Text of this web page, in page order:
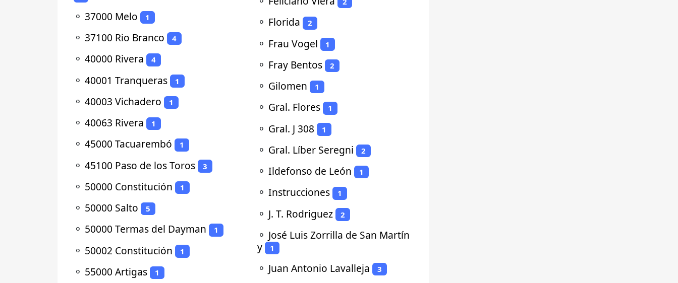
⚬ 37000 Melo 1
⚬ 37100 Rio Branco 4
⚬ 40000 Rivera 4
⚬ 40001 Tranqueras 1
⚬ 40003 Vichadero 1
⚬ 40063 Rivera 1
⚬ 45000 Tacuarembó 1
⚬ 45100 Paso de los Toros 3
⚬ 50000 Constitución 1
⚬ 50000 Salto 5
⚬ 50000 Termas del Dayman 1
⚬ 50002 Constitución 1
⚬ 55000 Artigas 1
⚬ Florida 2
⚬ Frau Vogel 1
⚬ Fray Bentos 2
⚬ Gilomen 1
⚬ Gral. Flores 1
⚬ Gral. J 308 1
⚬ Gral. Líber Seregni 2
⚬ Ildefonso de León 1
⚬ Instrucciones 1
⚬ J. T. Rodriguez 2
⚬ José Luis Zorrilla de San Martín
y
1
⚬ Juan Antonio Lavalleja 3